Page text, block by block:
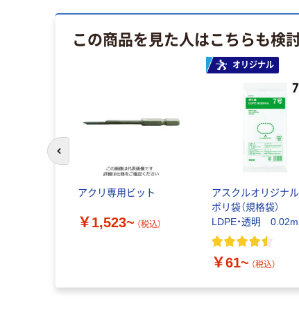
この商品を見た人はこちらも検
アクリ専用ビット
￥1,523~ （税込）
オリジナル
アスクルオリジナ
ポリ袋（規格袋）
LDPE・透明
￥61~ （税込）
前のスライドへ